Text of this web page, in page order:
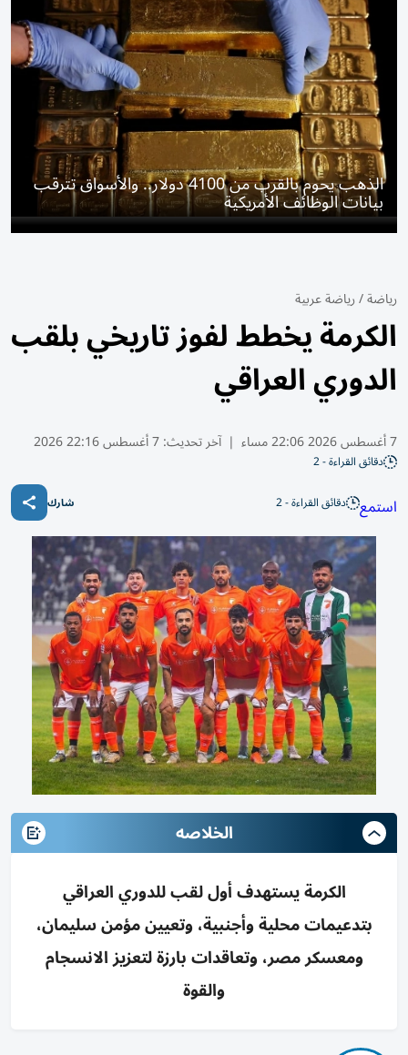
الذهب يحوم بالقرب من 4100 دولار.. والأسواق تترقب
بيانات الوظائف الأمريكية
رياضة/رياضة عربية
الكرمة يخطط لفوز تاريخي بلقب
الدوري العراقي
7 أغسطس 2026 22:06 مساء | آخر تحديث:7 أغسطس 22:16 2026
دقائق القراءة - 2
استمع دقائق القراءة - 2 شارك
الخلاصه
الكرمة يستهدف أول لقب للدوري العراقي
بتدعيمات محلية وأجنبية، وتعيين مؤمن سليمان،
ومعسكر مصر، وتعاقدات بارزة لتعزيز الانسجام
والقوة